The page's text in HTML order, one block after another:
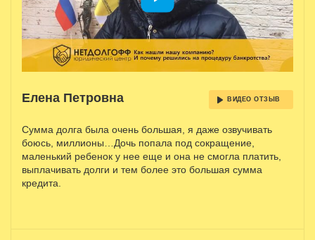
Елена Петровна ВИДЕО ОТЗЫВ
Сумма долга была очень большая, я даже озвучивать
боюсь, миллионы…Дочь попала под сокращение,
маленький ребенок у нее еще и она не смогла платить,
выплачивать долги и тем более это большая сумма
кредита.